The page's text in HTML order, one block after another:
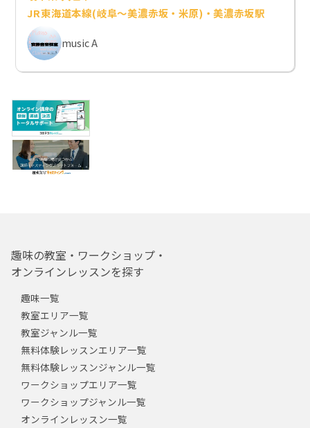
JR東海道本線(岐阜～美濃赤坂・米原)・美濃赤坂駅
music A
趣味の教室・ワークショップ・
オンラインレッスンを探す
趣味一覧
教室エリア一覧
教室ジャンル一覧
無料体験レッスンエリア一覧
無料体験レッスンジャンル一覧
ワークショップエリア一覧
ワークショップジャンル一覧
オンラインレッスン一覧